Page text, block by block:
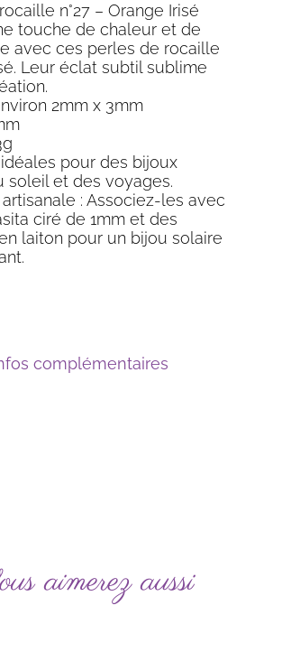
complémentaires
n°27 – Orange Irisé
touche de chaleur et de
avec ces perles de rocaille
Leur éclat subtil sublime
2mm x 3mm
pour des bijoux
soleil et des voyages.
: Associez-les avec
ciré de 1mm et des
laiton pour un bijou solaire
aimerez aussi